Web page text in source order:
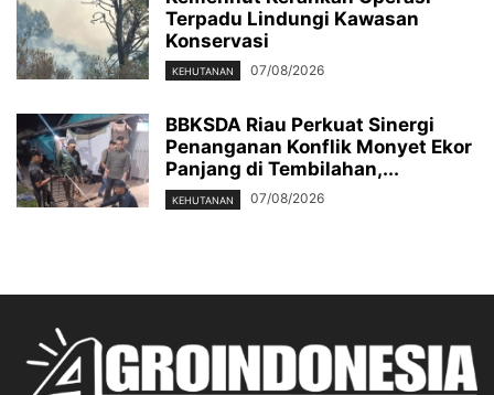
Terpadu Lindungi Kawasan
Konservasi
KEHUTANAN 07/08/2026
BBKSDA Riau Perkuat Sinergi
Penanganan Konflik Monyet Ekor
Panjang di Tembilahan,...
KEHUTANAN 07/08/2026